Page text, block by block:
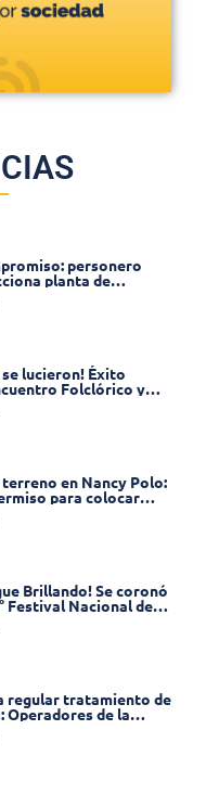
personero
planta de
lucieron! Éxito
Folclórico y
2026 en Ciénaga
en Nancy Polo:
para colocar
Brillando! Se coronó
Festival Nacional de
sobre Ruedas»
regular tratamiento de
Operadores de la
presión en varios